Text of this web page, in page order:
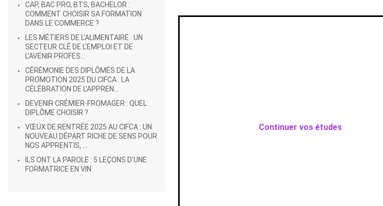
CAP, BAC PRO, BTS, BACHELOR :
COMMENT CHOISIR SA FORMATION
DANS LE COMMERCE ?
LES MÉTIERS DE L’ALIMENTAIRE : UN
SECTEUR CLÉ DE L’EMPLOI ET DE
L’AVENIR PROFES...
CÉRÉMONIE DES DIPLÔMÉS DE LA
PROMOTION 2025 DU CIFCA : LA
CÉLÉBRATION DE L'APPREN...
DEVENIR CRÉMIER-FROMAGER : QUEL
DIPLÔME CHOISIR ?
VŒUX DE RENTRÉE 2025 AU CIFCA : UN
NOUVEAU DÉPART RICHE DE SENS POUR
NOS APPRENTIS, ...
ILS ONT LA PAROLE : 5 LEÇONS D’UNE
FORMATRICE EN VIN
Continuer vos études